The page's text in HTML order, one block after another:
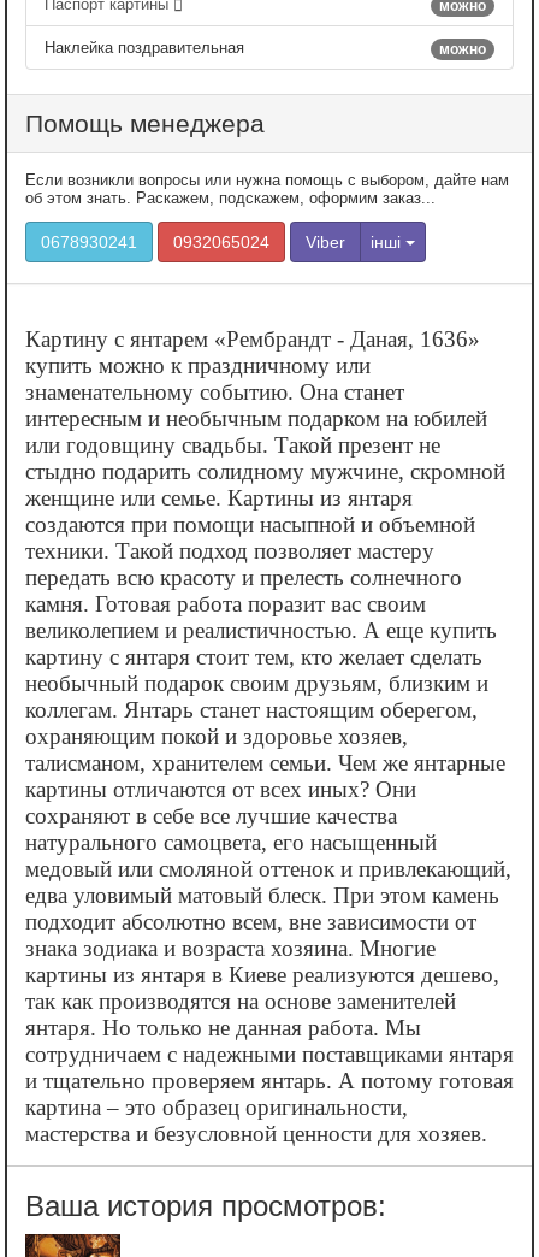
можно
Паспорт картины
можно
Наклейка поздравительная
Помощь менеджера
Если возникли вопросы или нужна помощь с выбором, дайте нам
об этом знать. Раскажем, подскажем, оформим заказ...
0678930241 0932065024 Viber інші
Картину с янтарем «‎Рембрандт - Даная, 1636»
купить можно к праздничному или
знаменательному событию. Она станет
интересным и необычным подарком на юбилей
или годовщину свадьбы. Такой презент не
стыдно подарить солидному мужчине, скромной
женщине или семье. Картины из янтаря
создаются при помощи насыпной и объемной
техники. Такой подход позволяет мастеру
передать всю красоту и прелесть солнечного
камня. Готовая работа поразит вас своим
великолепием и реалистичностью. А еще купить
картину с янтаря стоит тем, кто желает сделать
необычный подарок своим друзьям, близким и
коллегам. Янтарь станет настоящим оберегом,
охраняющим покой и здоровье хозяев,
талисманом, хранителем семьи. Чем же янтарные
картины отличаются от всех иных? Они
сохраняют в себе все лучшие качества
натурального самоцвета, его насыщенный
медовый или смоляной оттенок и привлекающий,
едва уловимый матовый блеск. При этом камень
подходит абсолютно всем, вне зависимости от
знака зодиака и возраста хозяина. Многие
картины из янтаря в Киеве реализуются дешево,
так как производятся на основе заменителей
янтаря. Но только не данная работа. Мы
сотрудничаем с надежными поставщиками янтаря
и тщательно проверяем янтарь. А потому готовая
картина – это образец оригинальности,
мастерства и безусловной ценности для хозяев.